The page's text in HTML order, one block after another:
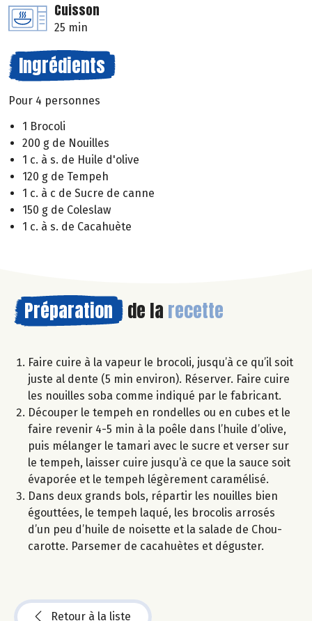
Cuisson
25 min
Ingrédients
Pour 4 personnes
1 Brocoli
200 g de Nouilles
1 c. à s. de Huile d'olive
120 g de Tempeh
1 c. à c de Sucre de canne
150 g de Coleslaw
1 c. à s. de Cacahuète
Préparation de la recette
Faire cuire à la vapeur le brocoli, jusqu’à ce qu’il soit
juste al dente (5 min environ). Réserver. Faire cuire
les nouilles soba comme indiqué par le fabricant.
Découper le tempeh en rondelles ou en cubes et le
faire revenir 4-5 min à la poêle dans l’huile d’olive,
puis mélanger le tamari avec le sucre et verser sur
le tempeh, laisser cuire jusqu’à ce que la sauce soit
évaporée et le tempeh légèrement caramélisé.
Dans deux grands bols, répartir les nouilles bien
égouttées, le tempeh laqué, les brocolis arrosés
d’un peu d’huile de noisette et la salade de Chou-
carotte. Parsemer de cacahuètes et déguster.
Retour à la liste